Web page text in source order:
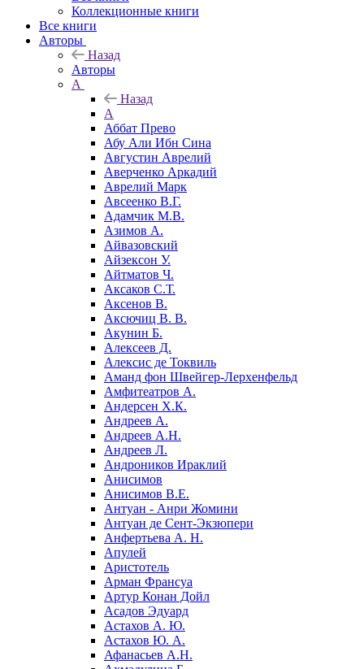
Коллекционные книги
Все книги
Авторы
Назад
Авторы
А
Назад
А
Аббат Прево
Абу Али Ибн Сина
Августин Аврелий
Аверченко Аркадий
Аврелий Марк
Авсеенко В.Г.
Адамчик М.В.
Азимов А.
Айвазовский
Айзексон У.
Айтматов Ч.
Аксаков С.Т.
Аксенов В.
Аксючиц В. В.
Акунин Б.
Алексеев Д.
Алексис де Токвиль
Аманд фон Швейгер-Лерхенфельд
Амфитеатров А.
Андерсен Х.К.
Андреев А.
Андреев А.Н.
Андреев Л.
Андроников Ираклий
Анисимов
Анисимов В.Е.
Антуан - Анри Жомини
Антуан де Сент-Экзюпери
Анфертьева А. Н.
Апулей
Аристотель
Арман Франсуа
Артур Конан Дойл
Асадов Эдуард
Астахов А. Ю.
Астахов Ю. А.
Афанасьев А.Н.